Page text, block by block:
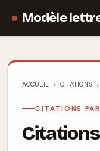
Modèle
ACCUEIL CITATIONS
CITATIONS